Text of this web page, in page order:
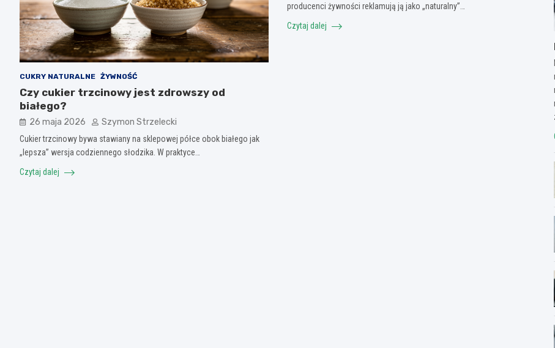
CUKRY NATURALNE ŻYWNOŚĆ
Czy cukier trzcinowy jest zdrowszy od
białego?
26 maja 2026 Szymon Strzelecki
Cukier trzcinowy bywa stawiany na sklepowej półce obok białego jak
„lepsza” wersja codziennego słodzika. W praktyce…
Czytaj dalej
producenci żywności reklamują ją jako „naturalny”…
Czytaj dalej